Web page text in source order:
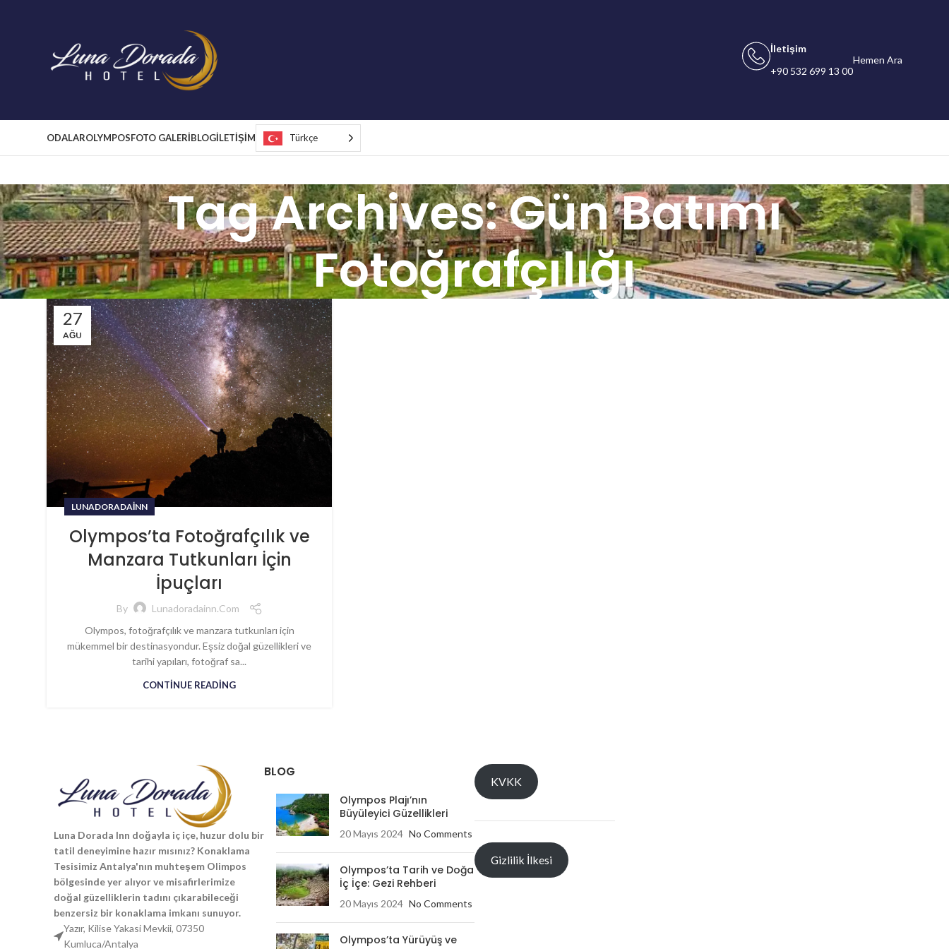
İletişim
+90 532 699 13 00
Hemen Ara
ODALAROLYMPOSFOTO GALERİBLOGİLETİŞİM Türkçe
Tag Archives: Gün Batımı
Fotoğrafçılığı
27
AĞU
LUNADORADAINN
Olympos’ta Fotoğrafçılık ve
Manzara Tutkunları İçin
İpuçları
By
Lunadoradainn.com
Olympos, fotoğrafçılık ve manzara tutkunları için
mükemmel bir destinasyondur. Eşsiz doğal güzellikleri ve
tarihi yapıları, fotoğraf sa...
CONTINUE READING
Luna Dorada Inn doğayla iç içe, huzur dolu bir
tatil deneyimine hazır mısınız? Konaklama
Tesisimiz Antalya'nın muhteşem Olimpos
bölgesinde yer alıyor ve misafirlerimize
doğal güzelliklerin tadını çıkarabileceği
benzersiz bir konaklama imkanı sunuyor.
Yazır, Kilise Yakasi Mevkii, 07350
Kumluca/Antalya
BLOG
Olympos Plajı’nın
Büyüleyici Güzellikleri
20 Mayıs 2024 No Comments
Olympos’ta Tarih ve Doğa
İç İçe: Gezi Rehberi
20 Mayıs 2024 No Comments
Olympos’ta Yürüyüş ve
KVKK
Gizlilik İlkesi